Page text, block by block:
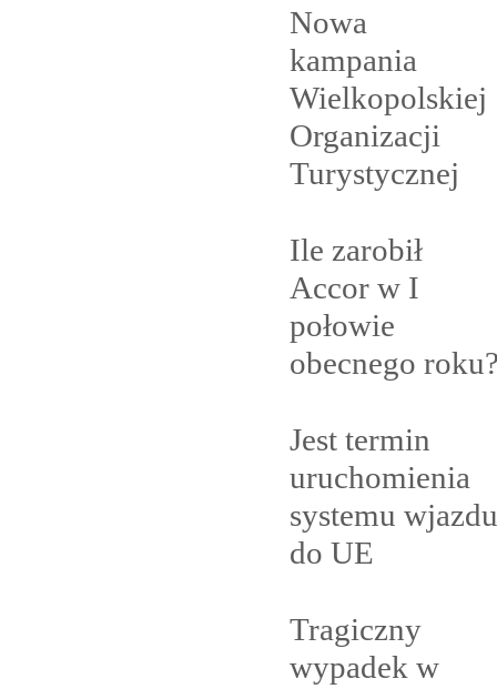
Nowa
kampania
Wielkopolskiej
Organizacji
Turystycznej
Ile zarobił
Accor w I
połowie
obecnego
Jest termin
uruchomienia
systemu wjazdu
do UE
Tragiczny
wypadek w